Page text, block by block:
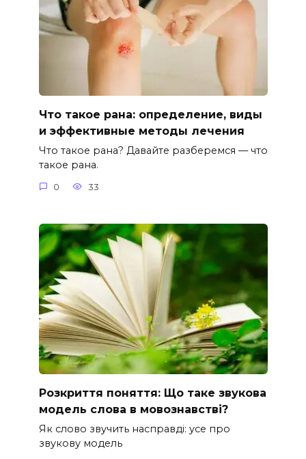
Что такое рана: определение, виды
и эффективные методы лечения
Что такое рана? Давайте разберемся — что
такое рана.
0 33
Розкриття поняття: Що таке звукова
модель слова в мовознавстві?
Як слово звучить насправді: усе про
звукову модель